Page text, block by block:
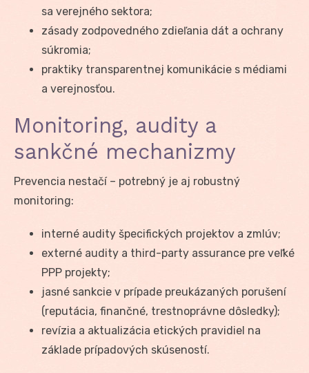
sa verejného sektora;
zásady zodpovedného zdieľania dát a ochrany
súkromia;
praktiky transparentnej komunikácie s médiami
a verejnosťou.
Monitoring, audity a
sankčné mechanizmy
Prevencia nestačí – potrebný je aj robustný
monitoring:
interné audity špecifických projektov a zmlúv;
externé audity a third-party assurance pre veľké
PPP projekty;
jasné sankcie v prípade preukázaných porušení
(reputácia, finančné, trestnoprávne dôsledky);
revízia a aktualizácia etických pravidiel na
základe prípadových skúseností.